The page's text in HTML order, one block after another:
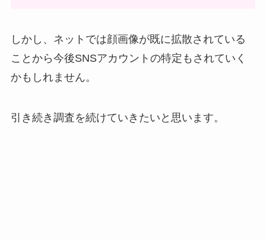
しかし、ネットでは顔画像が既に拡散されている
ことから今後SNSアカウントの特定もされていく
かもしれません。
引き続き調査を続けていきたいと思います。